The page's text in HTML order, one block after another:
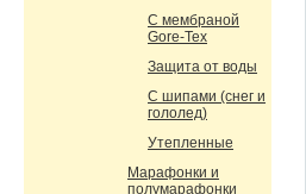
С мембраной
Gore-Tex
Защита от воды
С шипами (снег и
гололед)
Утепленные
Марафонки и
полумарафонки